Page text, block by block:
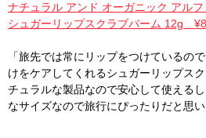
ナチュラル アンド オーガニック アル
シュガーリップスクラブバーム 12g
「旅先では常にリップをつけているの
けをケアしてくれるシュガーリップス
チュラルな製品なので安心して使える
なサイズなので旅行にぴったりだと思い